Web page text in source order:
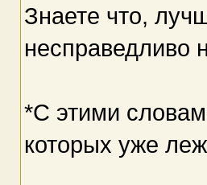
Знаете что,
несправедливо
*С этими
которых уже